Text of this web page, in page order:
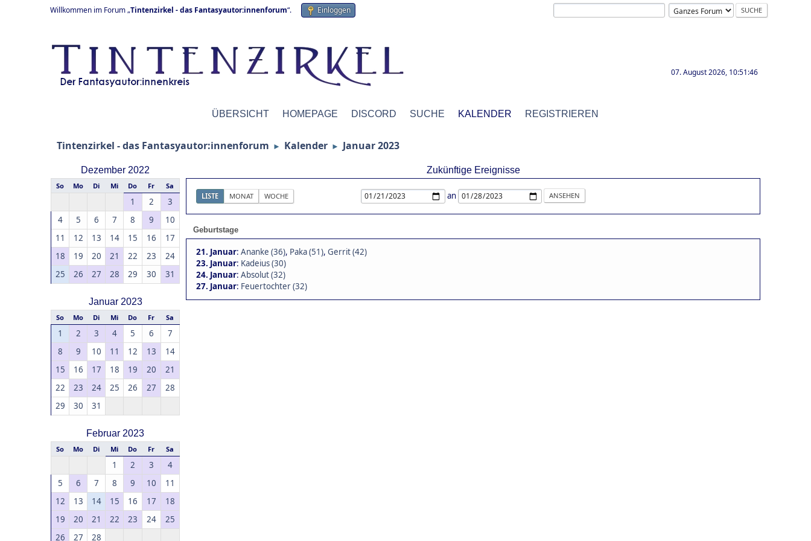
Willkommen im Forum „Tintenzirkel - das Fantasyautor:innenforum“. Einloggen
07. August 2026, 10:51:46
ÜBERSICHT HOMEPAGE DISCORD SUCHE KALENDER REGISTRIEREN
Tintenzirkel - das Fantasyautor:innenforum ► Kalender ► Januar 2023
Dezember 2022
So Mo Di Mi Do Fr Sa
1 2
3
4
5 6 7 8 9
10
11
12 13 14 15 16
17
18
19 20 21 22 23
24
25
26 27 28 29 30 31
Januar 2023
So Mo Di Mi Do Fr Sa
1 2 3 4 5 6
7
8
9 10 11 12 13
14
15
16 17 18 19 20
21
22
23 24 25 26 27
28
29
30 31
Februar 2023
So Mo Di Mi Do Fr Sa
1 2 3
4
5
6 7 8 9 10
11
12
13 14 15 16 17
18
19
20 21 22 23 24
25
26
27 28
Zukünftige Ereignisse
LISTE MONAT WOCHE an
Geburtstage
21. Januar: Ananke (36), Paka (51), Gerrit (42)
23. Januar: Kadeius (30)
24. Januar: Absolut (32)
27. Januar: Feuertochter (32)